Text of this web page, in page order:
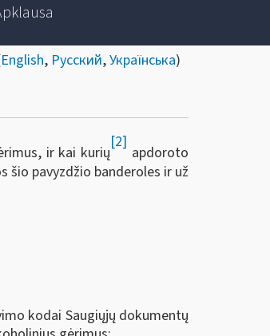
English, Русский,Українська)
ir kai kurių
[2]
apdoroto
šio pavyzdžio banderoles ir už
kodai Saugiųjų dokumentų